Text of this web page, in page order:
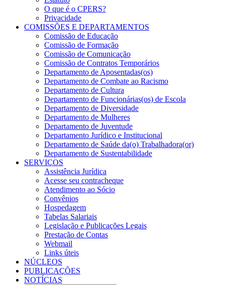
O que é o CPERS?
Privacidade
COMISSÕES E DEPARTAMENTOS
Comissão de Educação
Comissão de Formação
Comissão de Comunicação
Comissão de Contratos Temporários
Departamento de Aposentadas(os)
Departamento de Combate ao Racismo
Departamento de Cultura
Departamento de Funcionárias(os) de Escola
Departamento de Diversidade
Departamento de Mulheres
Departamento de Juventude
Departamento Jurídico e Institucional
Departamento de Saúde da(o) Trabalhadora(or)
Departamento de Sustentabilidade
SERVIÇOS
Assistência Jurídica
Acesse seu contracheque
Atendimento ao Sócio
Convênios
Hospedagem
Tabelas Salariais
Legislação e Publicações Legais
Prestação de Contas
Webmail
Links úteis
NÚCLEOS
PUBLICAÇÕES
NOTÍCIAS